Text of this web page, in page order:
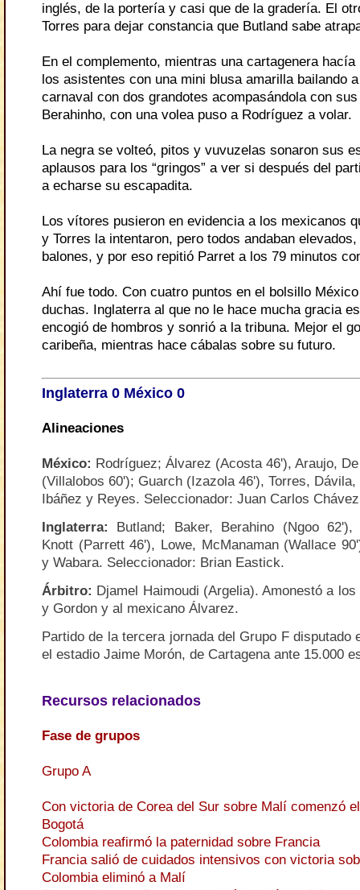
inglés, de la portería y casi que de la gradería. El
Torres para dejar constancia que Butland sabe
En el complemento, mientras una cartagenera
los asistentes con una mini blusa amarilla bailando
carnaval con dos grandotes acompasándola con
Berahinho, con una volea puso a Rodríguez a volar.
La negra se volteó, pitos y vuvuzelas sonaron sus
aplausos para los “gringos” a ver si después del
a echarse su escapadita.
Los vítores pusieron en evidencia a los mexicanos
y Torres la intentaron, pero todos andaban
balones, y por eso repitió Parret a los 79 minutos
Ahí fue todo. Con cuatro puntos en el bolsillo
duchas. Inglaterra al que no le hace mucha gracia
encogió de hombros y sonrió a la tribuna. Mejor el
caribeña, mientras hace cábalas sobre su futuro.
Inglaterra 0 México 0
Alineaciones
México: Rodríguez; Álvarez (Acosta 46'), Araujo,
(Villalobos 60'); Guarch (Izazola 46'), Torres,
Ibáñez y Reyes. Seleccionador: Juan Carlos
Inglaterra:
Butland; Baker, Berahino (Ngoo 62'),
Knott (Parrett 46'), Lowe, McManaman (Wallace
y Wabara. Seleccionador: Brian Eastick.
Árbitro: Djamel Haimoudi (Argelia). Amonestó a
y Gordon y al mexicano Álvarez.
Partido de la tercera jornada del Grupo F disputado
el estadio Jaime Morón, de Cartagena ante 15.000
Recursos relacionados
Fase de grupos
Grupo A
Con victoria de Corea del Sur sobre Malí comenzó
Bogotá
Colombia reafirmó la paternidad sobre Francia
Francia salió de cuidados intensivos con victoria
Colombia eliminó a Malí